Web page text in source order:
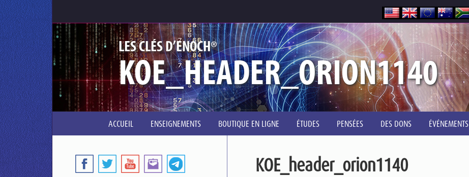
LES CLÉS D’ENOCH®
KOE_HEADER_ORION1140
ACCUEIL ENSEIGNEMENTS BOUTIQUE EN LIGNE ÉTUDES PENSÉES DES DONS ÉVÉNEMENTS
KOE_header_orion1140